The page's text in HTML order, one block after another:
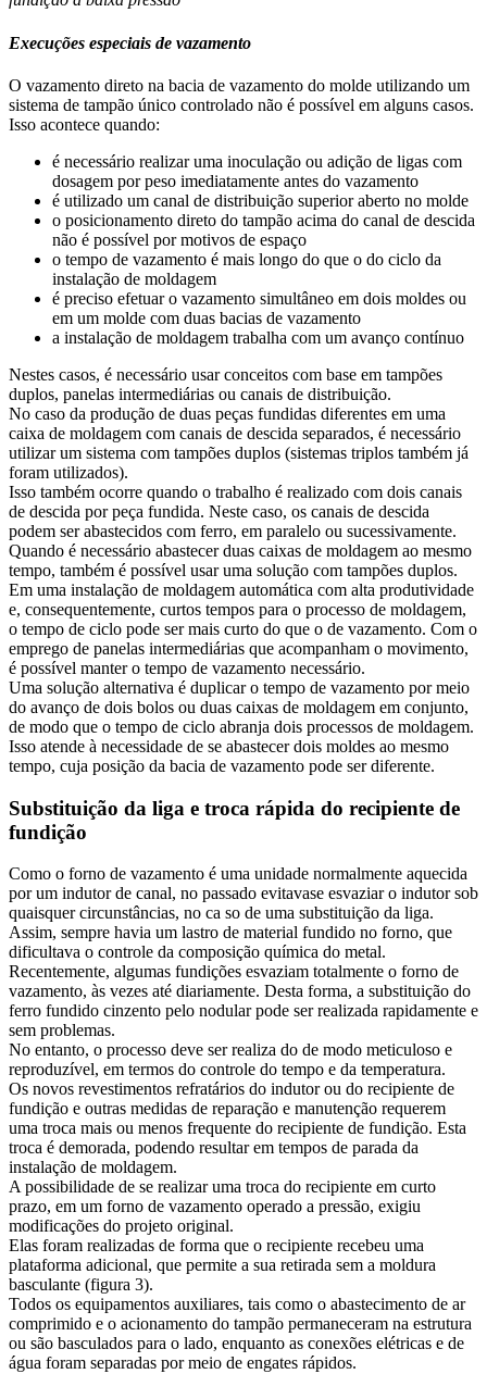
Execuções especiais de vazamento
O vazamento direto na bacia de vazamento do molde utilizando um
sistema de tampão único controlado não é possível em alguns casos.
Isso acontece quando:
é necessário realizar uma inoculação ou adição de ligas com
dosagem por peso imediatamente antes do vazamento
é utilizado um canal de distribuição superior aberto no molde
o posicionamento direto do tampão acima do canal de descida
não é possível por motivos de espaço
o tempo de vazamento é mais longo do que o do ciclo da
instalação de moldagem
é preciso efetuar o vazamento simultâneo em dois moldes ou
em um molde com duas bacias de vazamento
a instalação de moldagem trabalha com um avanço contínuo
Nestes casos, é necessário usar conceitos com base em tampões
duplos, panelas intermediárias ou canais de distribuição.
No caso da produção de duas peças fundidas diferentes em uma
caixa de moldagem com canais de descida separados, é necessário
utilizar um sistema com tampões duplos (sistemas triplos também já
foram utilizados).
Isso também ocorre quando o trabalho é realizado com dois canais
de descida por peça fundida. Neste caso, os canais de descida
podem ser abastecidos com ferro, em paralelo ou sucessivamente.
Quando é necessário abastecer duas caixas de moldagem ao mesmo
tempo, também é possível usar uma solução com tampões duplos.
Em uma instalação de moldagem automática com alta produtividade
e, consequentemente, curtos tempos para o processo de moldagem,
o tempo de ciclo pode ser mais curto do que o de vazamento. Com o
emprego de panelas intermediárias que acompanham o movimento,
é possível manter o tempo de vazamento necessário.
Uma solução alternativa é duplicar o tempo de vazamento por meio
do avanço de dois bolos ou duas caixas de moldagem em conjunto,
de modo que o tempo de ciclo abranja dois processos de moldagem.
Isso atende à necessidade de se abastecer dois moldes ao mesmo
tempo, cuja posição da bacia de vazamento pode ser diferente.
Substituição da liga e troca rápida do recipiente de
fundição
Como o forno de vazamento é uma unidade normalmente aquecida
por um indutor de canal, no passado evitavase esvaziar o indutor sob
quaisquer circunstâncias, no ca so de uma substituição da liga.
Assim, sempre havia um lastro de material fundido no forno, que
dificultava o controle da composição química do metal.
Recentemente, algumas fundições esvaziam totalmente o forno de
vazamento, às vezes até diariamente. Desta forma, a substituição do
ferro fundido cinzento pelo nodular pode ser realizada rapidamente e
sem problemas.
No entanto, o processo deve ser realiza do de modo meticuloso e
reproduzível, em termos do controle do tempo e da temperatura.
Os novos revestimentos refratários do indutor ou do recipiente de
fundição e outras medidas de reparação e manutenção requerem
uma troca mais ou menos frequente do recipiente de fundição. Esta
troca é demorada, podendo resultar em tempos de parada da
instalação de moldagem.
A possibilidade de se realizar uma troca do recipiente em curto
prazo, em um forno de vazamento operado a pressão, exigiu
modificações do projeto original.
Elas foram realizadas de forma que o recipiente recebeu uma
plataforma adicional, que permite a sua retirada sem a moldura
basculante (figura 3).
Todos os equipamentos auxiliares, tais como o abastecimento de ar
comprimido e o acionamento do tampão permaneceram na estrutura
ou são basculados para o lado, enquanto as conexões elétricas e de
água foram separadas por meio de engates rápidos.